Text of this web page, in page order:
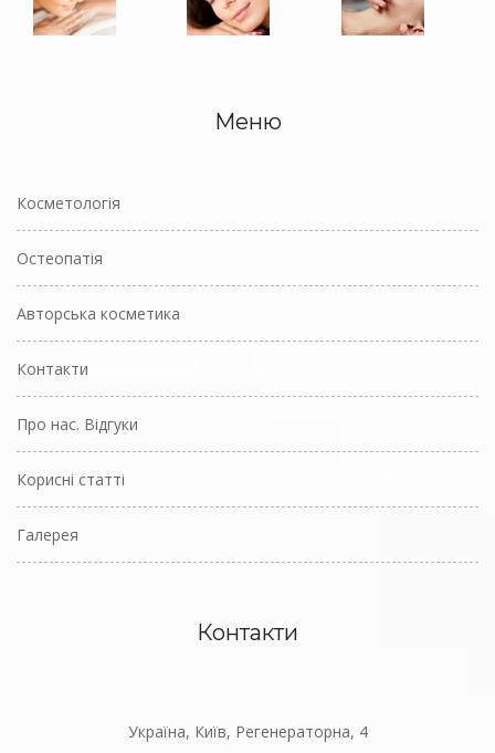
Меню
Косметологія
Остеопатія
Авторська косметика
Контакти
Про нас. Відгуки
Корисні статті
Галерея
Контакти
Україна, Київ, Регенераторна, 4